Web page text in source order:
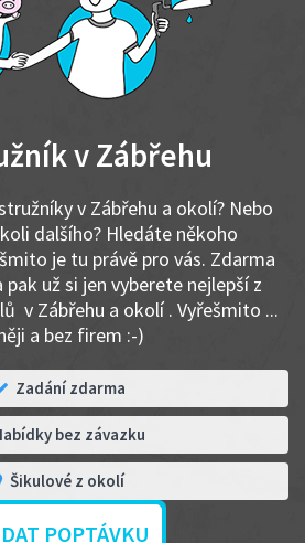
v Zábřehu
v Zábřehu a okolí? Nebo
dalšího? Hledáte někoho
je tu právě pro vás. Zdarma
už si jen vyberete nejlepší z
v Zábřehu a okolí . Vyřešmito ...
a bez firem :-)
Zadání zdarma
bez závazku
Šikulové z okolí
POPTÁVKU